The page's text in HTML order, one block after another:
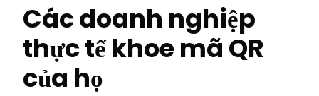
Các doanh nghiệp
thực tế khoe mã QR
của họ